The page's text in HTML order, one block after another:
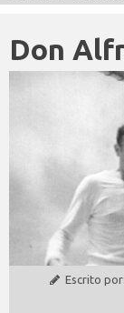
Don
Escrito por: